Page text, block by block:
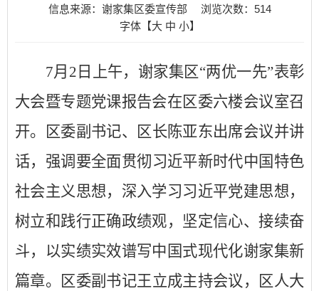
信息来源：谢家集区委宣传部
浏览次数： 514
字体【大 中 小】
7月 2 日 上午， 谢家集区“两优一先”表彰
大会暨专题党课报告会在区委六楼会议室召
开。
区委副 书记、 区长陈亚东出席会议并讲
话， 强调要全面贯彻习近平新时代中国特色
社会主义思想，深入学习习近平党建思想，
树立和践行正确政绩观，坚定信心、接续奋
斗，以实绩实效谱写中国式现代化谢家集新
篇章。
区委副书记王立成主持会议， 区人大